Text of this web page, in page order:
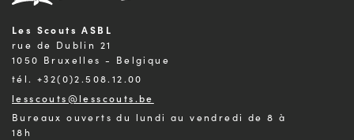
Les Scouts ASBL
rue de Dublin 21
1050 Bruxelles - Belgique
tél. +32(0)2.508.12.00
lesscouts@lesscouts.be
Bureaux ouverts du lundi au vendredi de 8 à
18h